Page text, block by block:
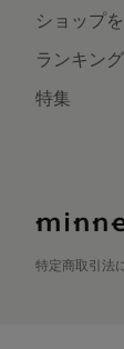
ショップ
ランキング
特集
特定商取引法